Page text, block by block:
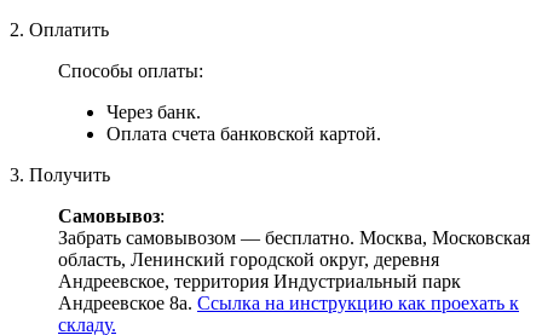
2. Оплатить
Способы оплаты:
Через банк.
Оплата счета банковской картой.
3. Получить
Самовывоз:
Забрать самовывозом — бесплатно. Москва, Московская
область, Ленинский городской округ, деревня
Андреевское, территория Индустриальный парк
Андреевское 8а. Ссылка на инструкцию как проехать к
складу.